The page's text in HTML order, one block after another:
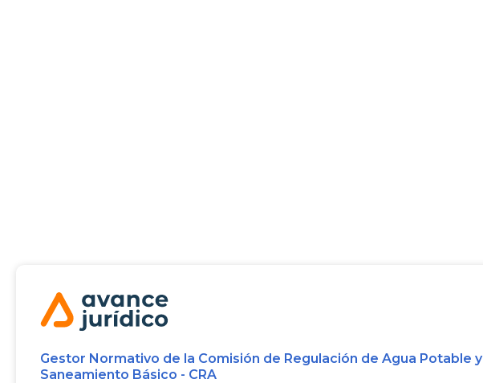
Gestor Normativo de la Comisión de Regulación de Agua Potable y
Saneamiento Básico - CRA